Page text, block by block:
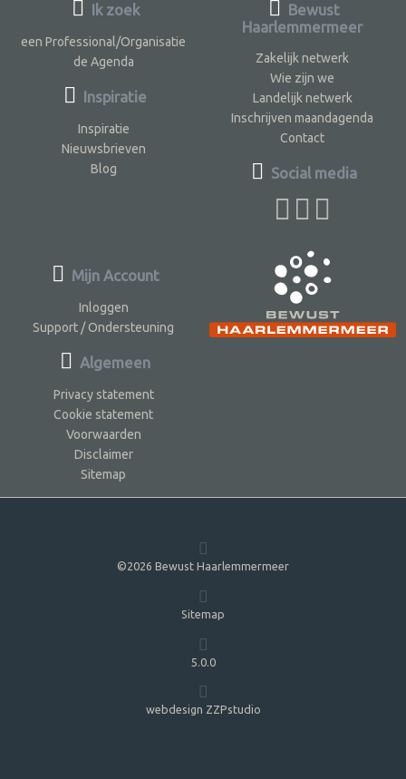
Ik zoek
een Professional/Organisatie
de Agenda
Inspiratie
Inspiratie
Nieuwsbrieven
Blog
Bewust
Haarlemmermeer
Zakelijk netwerk
Wie zijn we
Landelijk netwerk
Inschrijven maandagenda
Contact
Social media
Mijn Account
Inloggen
Support / Ondersteuning
Algemeen
Privacy statement
Cookie statement
Voorwaarden
Disclaimer
Sitemap
©2026 Bewust Haarlemmermeer
Sitemap
5.0.0
webdesign ZZPstudio